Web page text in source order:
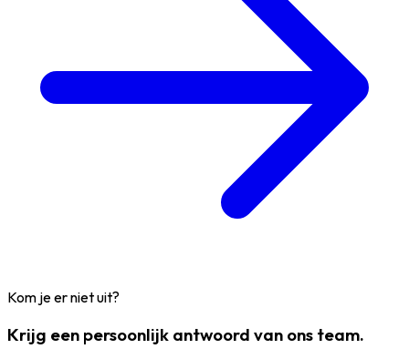
Kom je er niet uit?
Krijg een persoonlijk antwoord van ons team.